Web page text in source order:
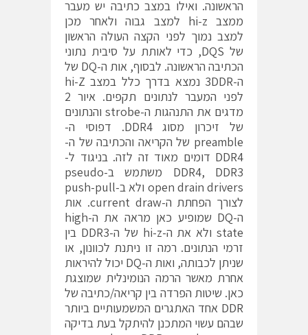
הראשונה. ואילו במצב כתיבה יש מעבר
ממצב hi-z למצב גבוה ולאחר מכן
למצב נמוך לפני הקצה העולה הראשון
של DQS, כדי לאותת על סיבית נתוני
הכתיבה הראשונה. לבסוף, אות ה-DQ של
ה-3DDR נמצא בדרך כלל במצב hi-Z
לפני המעבר לנתונים תקפים. איור 2
מדגים את התנהגות ה-strobe והנתונים
של זיכרון מסוג DDR4. דפוסי ה-
preamble של הקריאה והכתיבה של ה-
DDR4 דומים מאוד זה לזה. בניגוד ל-
DDR4, DDR3 משתמש ב-pseudo
open drain drivers ולא ב-push-pull
לצורך הפחתת ה-current draw. אות
ה-DQ שמופיע כאן מראה את ה-high
state ולא את ה-hi-z של ה-DDR3 בין
זרמי הנתונים. רמה זו ניתנת לכוונון, או
שניתן לכבותה, ואות ה-DQ יכול להיראות
אחרת מאשר הרמה הנומינלית שמוצגת
כאן. שיטות הפרדה בין קריאה/כתיבה של
DDR אחד האתגרים המשמעותיים ביותר
שבהם עשוי המתכנן להיתקל בעת בדיקה